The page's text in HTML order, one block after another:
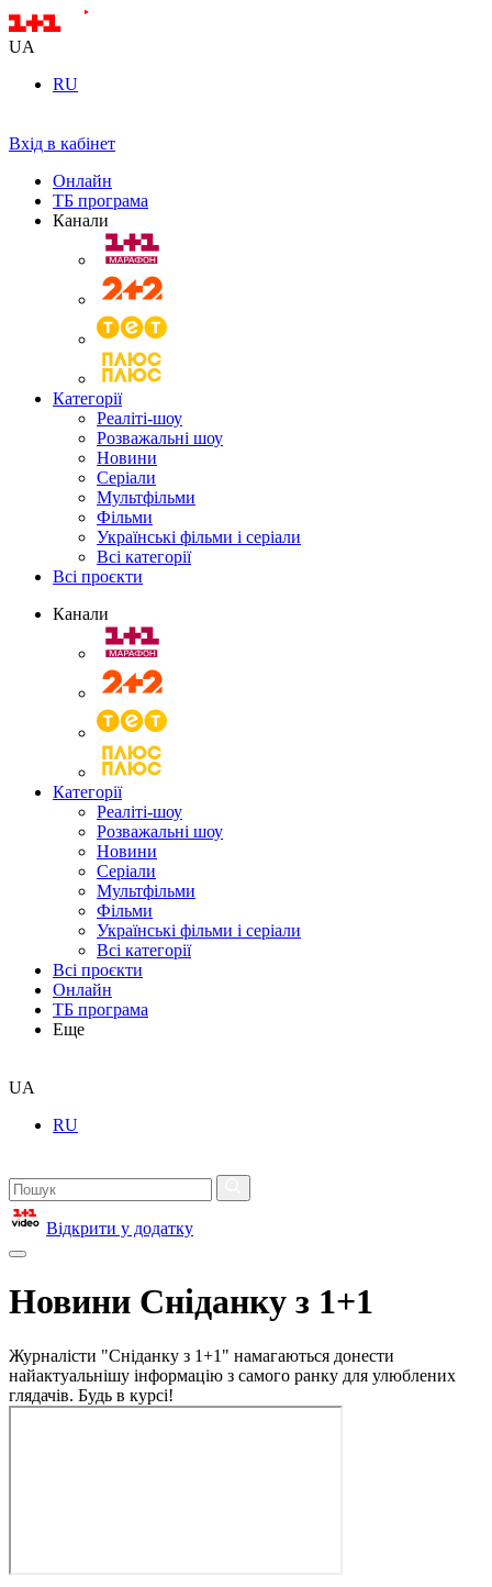
UA
RU
Вхід в кабінет
Онлайн
ТБ програма
Канали
Категорії
Реаліті-шоу
Розважальні шоу
Новини
Серіали
Мультфільми
Фільми
Українські фільми і серіали
Всі категорії
Всі проєкти
Канали
Категорії
Реаліті-шоу
Розважальні шоу
Новини
Серіали
Мультфільми
Фільми
Українські фільми і серіали
Всі категорії
Всі проєкти
Онлайн
ТБ програма
Еще
UA
RU
Відкрити у додатку
Новини Сніданку з 1+1
Журналісти "Сніданку з 1+1" намагаються донести
найактуальнішу інформацію з самого ранку для улюблених
глядачів. Будь в курсі!